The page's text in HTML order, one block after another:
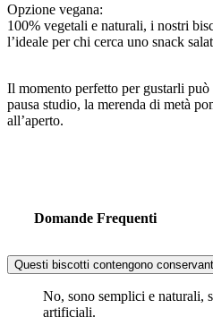
Opzione vegana:
100% vegetali e naturali, i nostri
l’ideale per chi cerca uno snack
Il momento perfetto per gustarli
pausa studio, la merenda di metà
all’aperto.
Domande Frequenti
Questi biscotti contengono
No, sono semplici e naturali,
artificiali.